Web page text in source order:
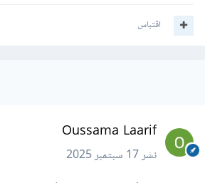
اقتباس
Oussama Laarif
نشر17 سبتمبر 2025